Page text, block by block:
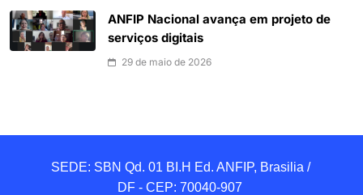
ANFIP Nacional avança em projeto de
serviços digitais
29 de maio de 2026
SEDE: SBN Qd. 01 BI.H Ed. ANFIP, Brasilia /
DF - CEP: 70040-907